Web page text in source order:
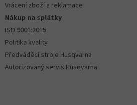
Vrácení zboží a reklamace
Nákup na splátky
ISO 9001:2015
Politika kvality
Předváděcí stroje Husqvarna
Autorizovaný servis Husqvarna